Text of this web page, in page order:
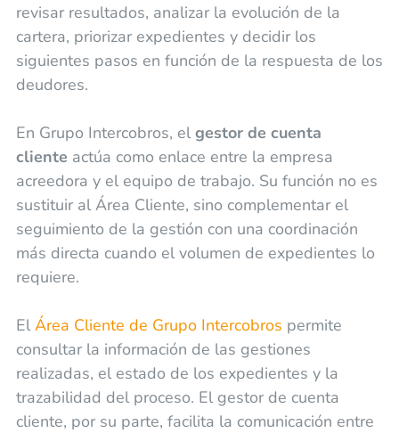
revisar resultados, analizar la evolución de la
cartera, priorizar expedientes y decidir los
siguientes pasos en función de la respuesta de los
deudores.
En Grupo Intercobros, el gestor de cuenta
cliente actúa como enlace entre la empresa
acreedora y el equipo de trabajo. Su función no es
sustituir al Área Cliente, sino complementar el
seguimiento de la gestión con una coordinación
más directa cuando el volumen de expedientes lo
requiere.
El Área Cliente de Grupo Intercobros permite
consultar la información de las gestiones
realizadas, el estado de los expedientes y la
trazabilidad del proceso. El gestor de cuenta
cliente, por su parte, facilita la comunicación entre